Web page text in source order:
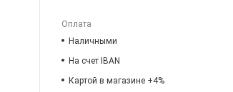
Оплата
Наличными
На счет IBAN
Картой в магазине +4%